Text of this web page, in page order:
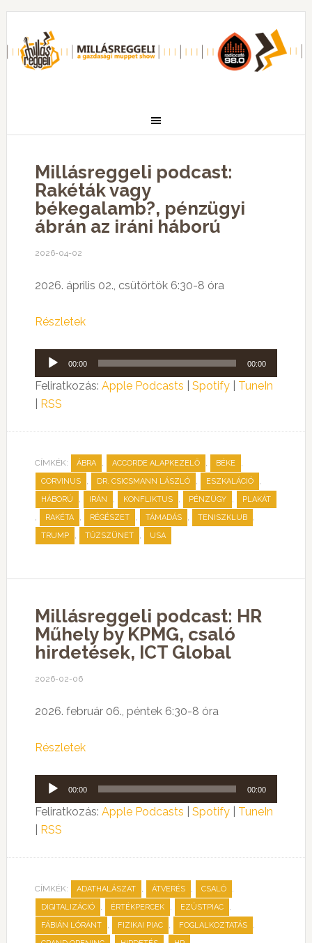
Millásreggeli podcast:
Rakéták vagy
békegalamb?, pénzügyi
ábrán az iráni háború
2026-04-02
2026. április 02., csütörtök 6:30-8 óra
Részletek
Audió
lejátszó
00:00 00:00
Feliratkozás: Apple Podcasts Spotify| TuneIn
RSS
CÍMKÉK: ÁBRA , ACCORDE ALAPKEZELŐ , BÉKE ,
CORVINUS , DR. CSICSMANN LÁSZLÓ , ESZKALÁCIÓ ,
HÁBORÚ , IRÁN , KONFLIKTUS , PÉNZÜGY , PLAKÁT
, RAKÉTA , RÉGÉSZET , TÁMADÁS , TENISZKLUB ,
TRUMP , TŰZSZÜNET , USA
Millásreggeli podcast: HR
Műhely by KPMG, csaló
hirdetések, ICT Global
2026-02-06
2026. február 06., péntek 6:30-8 óra
Részletek
Audió
lejátszó
00:00 00:00
Feliratkozás: Apple Podcasts Spotify| TuneIn
RSS
CÍMKÉK: ADATHALÁSZAT , ÁTVERÉS , CSALÓ ,
DIGITALIZÁCIÓ , ÉRTÉKPERCEK , EZÜSTPIAC ,
FÁBIÁN LÓRÁNT , FIZIKAI PIAC , FOGLALKOZTATÁS ,